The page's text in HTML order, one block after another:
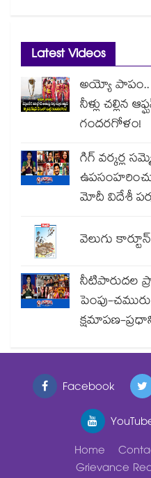
Latest Videos
అయ్యో పాపం..
నీళ్లు చల్లిన
గందరగోళం!
గిగ్ వర్కర్ల
మోదీ విదేశీ
వెలుగు
నీటిపారుదల
పెంపు-
క్షమాపణ-
Facebook
Home
Grievance